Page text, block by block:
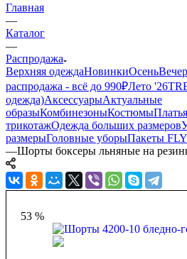
Главная
—
Каталог
—
Распродажа
Верхняя одеждаНовинкиОсень
распродажа - всё до 990₽Лето '26
одежда)АксессуарыАктуальные
образыКомбинезоныКостюмыПлатья
трикотажОдежда больших размеров
размерыГоловные уборыПакеты FLY
—Шорты боксеры льняные на
53 %